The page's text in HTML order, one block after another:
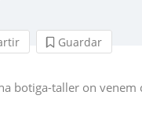
Guardar
botiga-taller on